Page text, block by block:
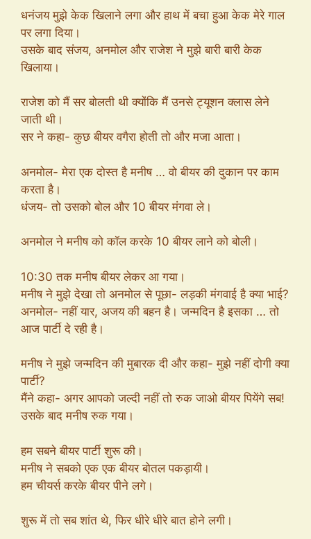
धनंजय मुझे केक खिलाने लगा और हाथ में बचा हुआ केक मेरे गाल
पर लगा दिया।
उसके बाद संजय, अनमोल और राजेश ने मुझे बारी बारी केक
खिलाया।
राजेश को मैं सर बोलती थी क्योंकि मैं उनसे ट्यूशन क्लास लेने
जाती थी।
सर ने कहा- कुछ बीयर वगैरा होती तो और मजा आता।
अनमोल- मेरा एक दोस्त है मनीष … वो बीयर की दुकान पर काम
करता है।
धंजय- तो उसको बोल और 10 बीयर मंगवा ले।
अनमोल ने मनीष को कॉल करके 10 बीयर लाने को बोली।
10:30 तक मनीष बीयर लेकर आ गया।
मनीष ने मुझे देखा तो अनमोल से पूछा- लड़की मंगवाई है क्या भाई?
अनमोल- नहीं यार, अजय की बहन है। जन्मदिन है इसका … तो
आज पार्टी दे रही है।
मनीष ने मुझे जन्मदिन की मुबारक दी और कहा- मुझे नहीं दोगी क्या
पार्टी?
मैंने कहा- अगर आपको जल्दी नहीं तो रुक जाओ बीयर पियेंगे सब!
उसके बाद मनीष रुक गया।
हम सबने बीयर पार्टी शुरू की।
मनीष ने सबको एक एक बीयर बोतल पकड़ायी।
हम चीयर्स करके बीयर पीने लगे।
शुरू में तो सब शांत थे, फिर धीरे धीरे बात होने लगी।